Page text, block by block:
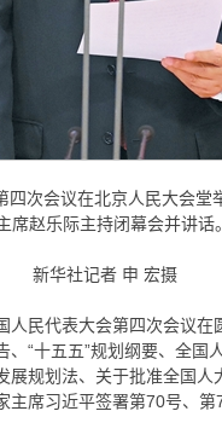
次会议在北京人民大会堂
席赵乐际主持闭幕会并讲话
新华社记者 申 宏摄
人民代表大会第四次会议
“十五五”规划纲要、全国
展规划法、关于批准全国
主席习近平签署第70号、